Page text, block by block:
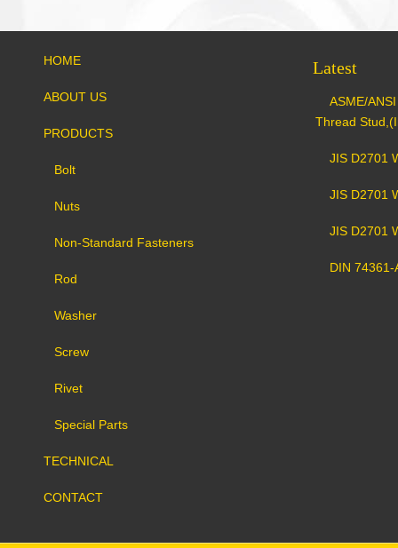
HOME
ABOUT US
PRODUCTS
Bolt
Nuts
Non-Standard Fasteners
Rod
Washer
Screw
Rivet
Special Parts
TECHNICAL
CONTACT
Latest
ASME/
Thread
JIS D2701
JIS D2701
JIS D2701
DIN 74361-